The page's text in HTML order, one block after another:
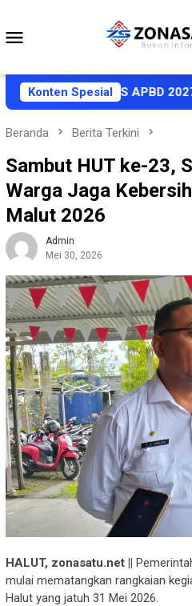
konten
Konten Spesial
KUA-PPAS APBD 2027,
Beranda Berita Terkini
Sambut HUT ke-23,
Warga Jaga
Malut 2026
Admin
Mei 30, 2026
HALUT, zonasatu.net ||
mulai mematangkan rangkaian
Halut yang jatuh 31 Mei 2026.